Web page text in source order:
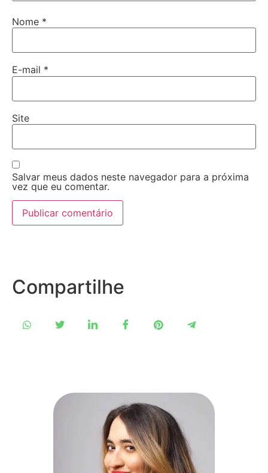
Nome *
E-mail *
Site
Salvar meus dados neste navegador para a próxima
vez que eu comentar.
Compartilhe